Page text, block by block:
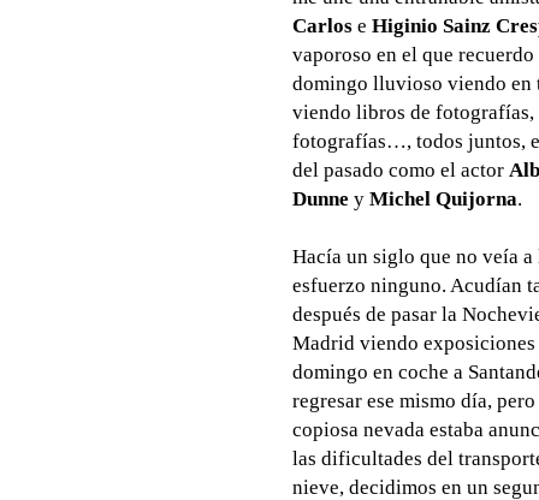
Carlos e Higinio Sainz
vaporoso en el que
domingo lluvioso viendo en
viendo libros de fotografías,
fotografías…, todos juntos,
del pasado como el actor
Dunne y Michel Quijorna.
Hacía un siglo que no veía
esfuerzo ninguno. Acudían
después de pasar la
Madrid viendo
domingo en coche a
regresar ese mismo día,
copiosa nevada estaba
las dificultades del
nieve, decidimos en un